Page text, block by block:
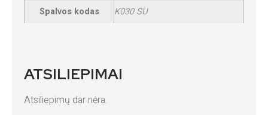
Spalvos kodas
K030 SU
ATSILIEPIMAI
Atsiliepimų dar nėra.